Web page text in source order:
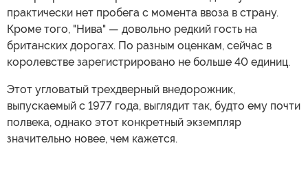
практически нет пробега с момента ввоза в страну.
Кроме того, "Нива" — довольно редкий гость на
британских дорогах. По разным оценкам, сейчас в
королевстве зарегистрировано не больше 40 единиц.
Этот угловатый трехдверный внедорожник,
выпускаемый с 1977 года, выглядит так, будто ему почти
полвека, однако этот конкретный экземпляр
значительно новее, чем кажется.